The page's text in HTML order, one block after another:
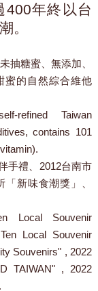
400年終以台
。
抽糖蜜、無添加、
蜜的自然綜合維他
refined Taiwan
contains 101
手禮、2012台南市
新味食潮獎」、
Local Souvenir
Local Souvenir
Souvenirs" , 2022
TAIWAN" , 2022